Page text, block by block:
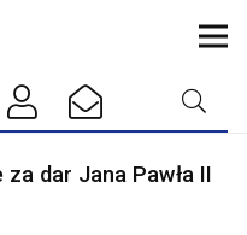
dar Jana Pawła II